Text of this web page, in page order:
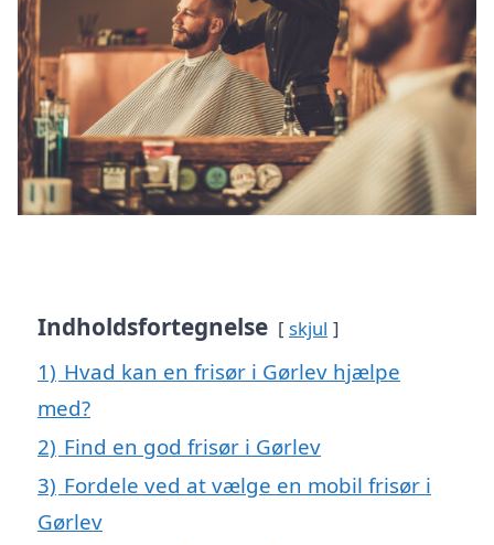
Indholdsfortegnelse skjul
1) Hvad kan en frisør i Gørlev hjælpe
med?
2) Find en god frisør i Gørlev
3) Fordele ved at vælge en mobil frisør i
Gørlev